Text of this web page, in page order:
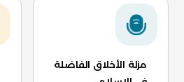
مزلة الأخلاق الفاضلة